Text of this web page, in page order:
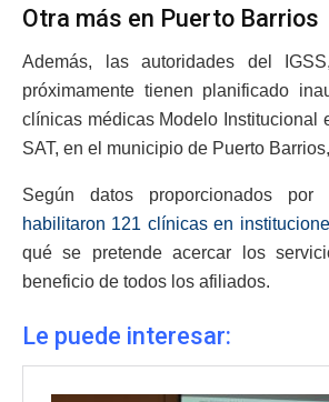
Otra más en Puerto Barrios
Además, las autoridades del
próximamente tienen planificado
clínicas médicas Modelo Institucional
SAT, en el municipio de Puerto
Según datos proporcionados
habilitaron 121 clínicas en
qué se pretende acercar los
beneficio de todos los afiliados.
Le puede interesar: